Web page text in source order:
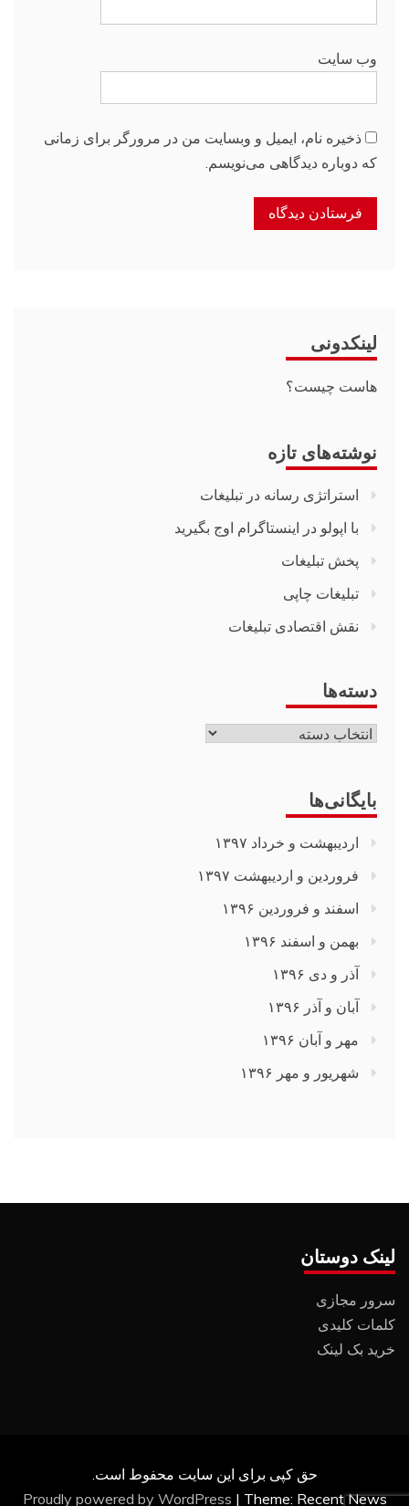
وب‌ سایت
ذخیره نام، ایمیل و وبسایت من در مرورگر برای زمانی
که دوباره دیدگاهی می‌نویسم.
لینکدونی
هاست چیست؟
نوشته‌های تازه
استراتژی رسانه در تبلیغات
با اپولو در اینستاگرام اوج بگیرید
پخش تبلیغات
تبلیغات چاپی
نقش اقتصادی تبلیغات
دسته‌ها
دسته‌ها
بایگانی‌ها
اردیبهشت و خرداد ۱۳۹۷
فروردین و اردیبهشت ۱۳۹۷
اسفند و فروردین ۱۳۹۶
بهمن و اسفند ۱۳۹۶
آذر و دی ۱۳۹۶
آبان و آذر ۱۳۹۶
مهر و آبان ۱۳۹۶
شهریور و مهر ۱۳۹۶
لینک دوستان
سرور مجازی
کلمات کلیدی
خرید بک لینک
حق کپی برای این سایت محفوط است.
Proudly powered by WordPress | Theme: Recent News